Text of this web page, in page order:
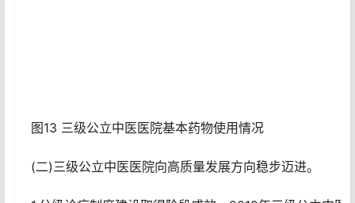
图13 三级公立中医医院基本药物使用情况
(二)三级公立中医医院向高质量发展方向稳步迈进。